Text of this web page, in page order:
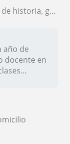
sociales y lengua española
año de
docente en